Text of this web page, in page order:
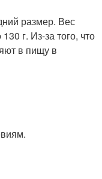
размер. Вес
г. Из-за того, что
в пищу в